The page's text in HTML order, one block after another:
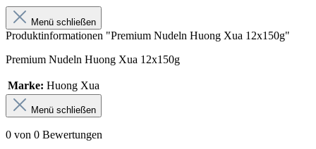
Menü schließen
Produktinformationen "Premium Nudeln Huong Xua 12x150g"
Premium Nudeln Huong Xua 12x150g
Marke: Huong Xua
Menü schließen
0 von 0 Bewertungen